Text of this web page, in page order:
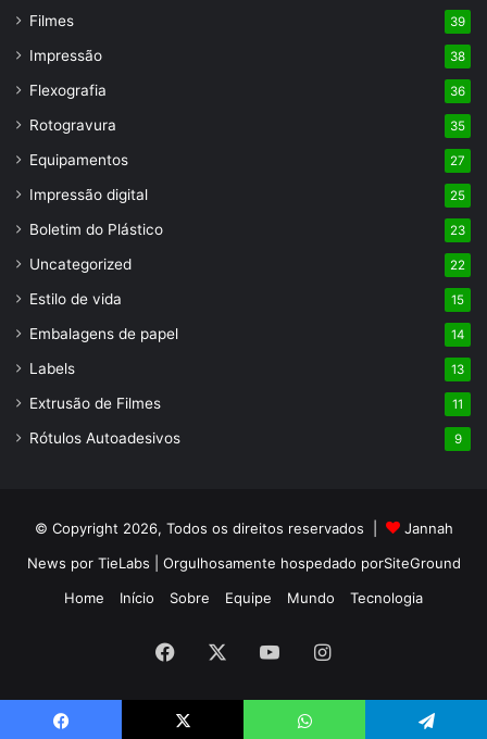
Filmes 39
Impressão 38
Flexografia 36
Rotogravura 35
Equipamentos 27
Impressão digital 25
Boletim do Plástico 23
Uncategorized 22
Estilo de vida 15
Embalagens de papel 14
Labels 13
Extrusão de Filmes 11
Rótulos Autoadesivos 9
© Copyright 2026, Todos os direitos reservados |
Jannah
News por TieLabs | Orgulhosamente hospedado porSiteGround
Home
Início Sobre Equipe Mundo Tecnologia
Facebook YouTubeInstagram